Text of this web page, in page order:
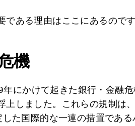
である理由はここにあるのです
機
にかけて起きた銀行・金融
上しました。これらの規制は
した国際的な一連の措置であ